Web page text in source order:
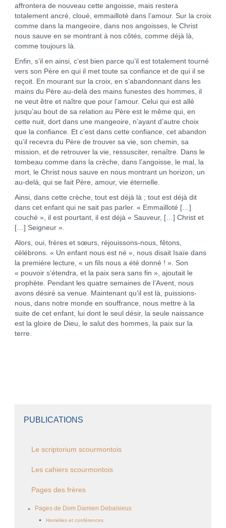
affrontera de nouveau cette angoisse, mais restera
totalement ancré, cloué, emmailloté dans l’amour. Sur la croix
comme dans la mangeoire, dans nos angoisses, le Christ
nous sauve en se montrant à nos côtés, comme déjà là,
comme toujours là.
Enfin, s’il en ainsi, c’est bien parce qu’il est totalement tourné
vers son Père en qui il met toute sa confiance et de qui il se
reçoit. En mourant sur la croix, en s’abandonnant dans les
mains du Père au-delà des mains funestes des hommes, il
ne veut être et naître que pour l’amour. Celui qui est allé
jusqu’au bout de sa relation au Père est le même qui, en
cette nuit, dort dans une mangeoire, n’ayant d’autre choix
que la confiance. Et c’est dans cette confiance, cet abandon
qu’il recevra du Père de trouver sa vie, son chemin, sa
mission, et de retrouver la vie, ressusciter, renaître. Dans le
tombeau comme dans la crèche, dans l’angoisse, le mal, la
mort, le Christ nous sauve en nous montrant un horizon, un
au-delà, qui se fait Père, amour, vie éternelle.
Ainsi, dans cette crèche, tout est déjà là ; tout est déjà dit
dans cet enfant qui ne sait pas parler. « Emmailloté […]
couché », il est pourtant, il est déjà « Sauveur, […] Christ et
[…] Seigneur ».
Alors, oui, frères et sœurs, réjouissons-nous, fêtons,
célébrons. « Un enfant nous est né », nous disait Isaïe dans
la première lecture, « un fils nous a été donné ! ». Son
« pouvoir s’étendra, et la paix sera sans fin », ajoutait le
prophète. Pendant les quatre semaines de l’Avent, nous
avons désiré sa venue. Maintenant qu’il est là, puissions-
nous, dans notre monde en souffrance, nous mettre à la
suite de cet enfant, lui dont le seul désir, la seule naissance
est la gloire de Dieu, le salut des hommes, la paix sur la
terre.
PUBLICATIONS
Le scriptorium scourmontois
Les cahiers scourmontois
Pages des frères
Pages de Dom Damien Debaisieux
Homélies et conférences